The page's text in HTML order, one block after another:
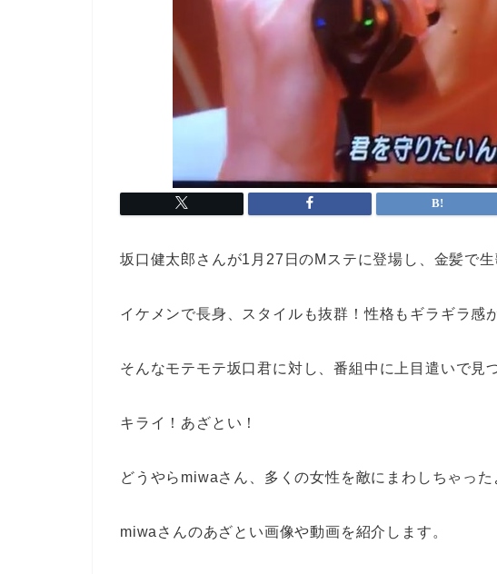
坂口健太郎さんが1月27日のMステに登場し、金髪で生
イケメンで長身、スタイルも抜群！性格もギラギラ感
そんなモテモテ坂口君に対し、番組中に上目遣いで見
キライ！あざとい！
どうやらmiwaさん、多くの女性を敵にまわしちゃった
miwaさんのあざとい画像や動画を紹介します。